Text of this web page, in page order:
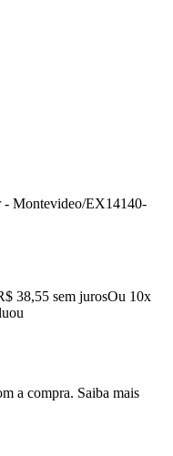
- Montevideo/EX14140-
38,55 sem jurosOu 10x
ou
a compra. Saiba mais